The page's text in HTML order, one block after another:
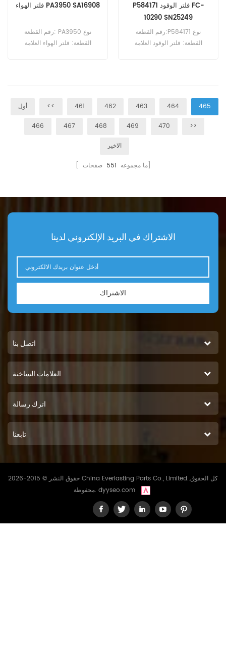
فلتر الهواء PA3950 SA16908
رقم القطعة: PA3950 نوع
القطعة: فلتر الهواء العلامة
P584171 فلتر الوقود FC-
10290 SN25249
رقم القطعة:P584171 نوع
القطعة: فلتر الوقود العلامة
أول << 461 462 463 464 465
466 467 468 469 470 >>
الاخير
[ ما مجموعه 551 صفحات]
الاشتراك في البريد الإلكتروني لدينا
الاشتراك
اتصل بنا
العلامات الساخنة
اترك رسالة
تابعنا
حقوق النشر © 2015-2026 China Everlasting Parts Co., Limited..كل الحقوق
محفوظة. dyyseo.com